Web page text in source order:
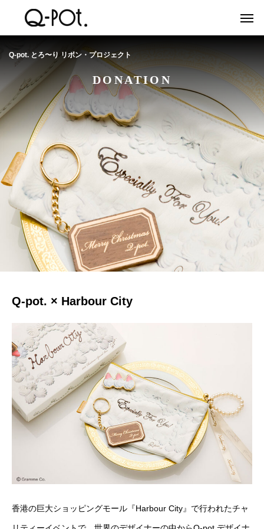
Q-pot. とろ〜り リボン・プロジェクト
DONATION
Q-pot. × Harbour City
香港の巨大ショッピングモール『Harbour City』で行われたチャ